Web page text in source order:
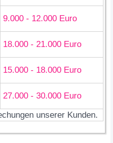
9.000 - 12.000 Euro
18.000 - 21.000 Euro
15.000 - 18.000 Euro
27.000 - 30.000 Euro
unserer Kunden.